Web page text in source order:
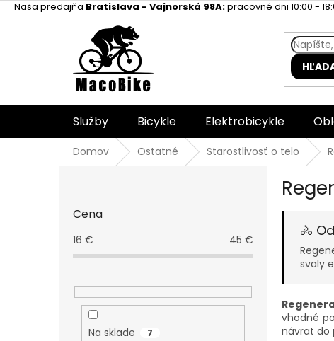
PrejsťNaša predajňa Bratislava - Vajnorská 98A:pracovné dni 10:00 -
Služby Bicykle Elektrobicykle
Domov Ostatné Starostlivosť o telo
Cena
16 € 45 €
Na sklade 7
🚴
svaly
vhodné
návrat do